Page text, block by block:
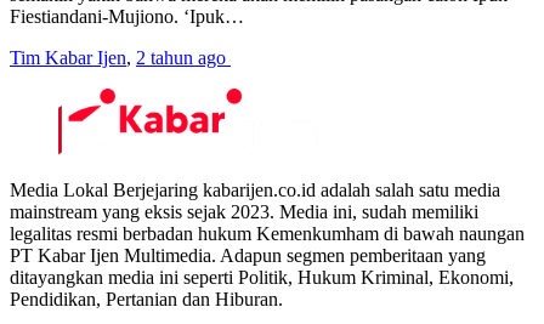
Fiestiandani-Mujiono. ‘Ipuk…
Tim Kabar Ijen, 2 tahun ago
Media Lokal Berjejaring kabarijen.co.id adalah salah satu media
mainstream yang eksis sejak 2023. Media ini, sudah memiliki
legalitas resmi berbadan hukum Kemenkumham di bawah naungan
PT Kabar Ijen Multimedia. Adapun segmen pemberitaan yang
ditayangkan media ini seperti Politik, Hukum Kriminal, Ekonomi,
Pendidikan, Pertanian dan Hiburan.